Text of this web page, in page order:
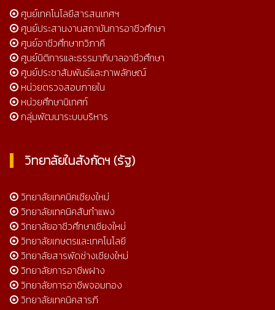
ศูนย์เทคโนโลยีสารสนเทศฯ
ศูนย์ประสานงานสถาบันการอาชีวศึกษา
ศูนย์อาชีวศึกษาทวิภาคี
ศูนย์นิติการและธรรมาภิบาลอาชีวศึกษา
ศูนย์ประชาสัมพันธ์และภาพลักษณ์
หน่วยตรวจสอบภายใน
หน่วยศึกษานิเทศก์
กลุ่มพัฒนาระบบบริหาร
วิทยาลัยในสังกัดฯ (รัฐ)
วิทยาลัยเทคนิคเชียงใหม่
วิทยาลัยเทคนิคสันกำแพง
วิทยาลัยอาชีวศึกษาเชียงใหม่
วิทยาลัยเกษตรและเทคโนโลยี
วิทยาลัยสารพัดช่างเชียงใหม่
วิทยาลัยการอาชีพฝาง
วิทยาลัยการอาชีพจอมทอง
วิทยาลัยเทคนิคสารภี